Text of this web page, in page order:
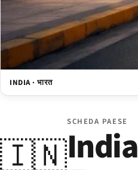
INDIA · भारत
🇮🇳
SCHEDA PAESE
India